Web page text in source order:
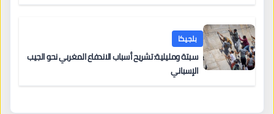
بلجيكا
سبتة ومليلية: تشريح أسباب الاندفاع المغربي نحو الجيب
الإسباني